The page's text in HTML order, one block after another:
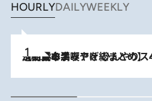
HOURLYDAILYWEEKLY
2026.8.5
【西日本エリアを総まとめ】 47都道府県の手みやげ ひんやりスイーツで夏を満喫